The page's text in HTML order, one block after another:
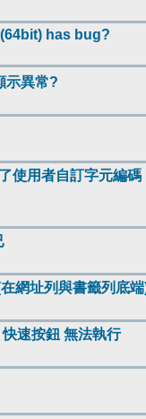
has bug?
示異常?
使用者自訂字元編碼
網址列與書籤列底
速按鈕 無法執行